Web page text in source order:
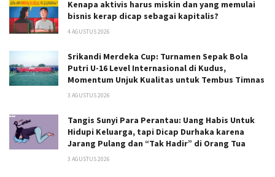
Kenapa aktivis harus miskin dan yang memulai
bisnis kerap dicap sebagai kapitalis?
4 AGUSTUS 2026
Srikandi Merdeka Cup: Turnamen Sepak Bola
Putri U-16 Level Internasional di Kudus,
Momentum Unjuk Kualitas untuk Tembus Timnas
3 AGUSTUS 2026
Tangis Sunyi Para Perantau: Uang Habis Untuk
Hidupi Keluarga, tapi Dicap Durhaka karena
Jarang Pulang dan “Tak Hadir” di Orang Tua
3 AGUSTUS 2026